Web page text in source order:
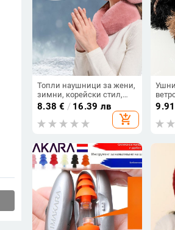
Топли наушници за жени,
зимни, корейски стил,
модерни, плюшени,
сладки, прости, за езда
на открито, удебелени,
студоустойчиви, мъжки
8.38 € / 16.39 лв
add_shopping_cart
9.91